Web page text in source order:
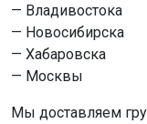
— Владивостока
— Новосибирска
— Хабаровска
— Москвы
Мы доставляем